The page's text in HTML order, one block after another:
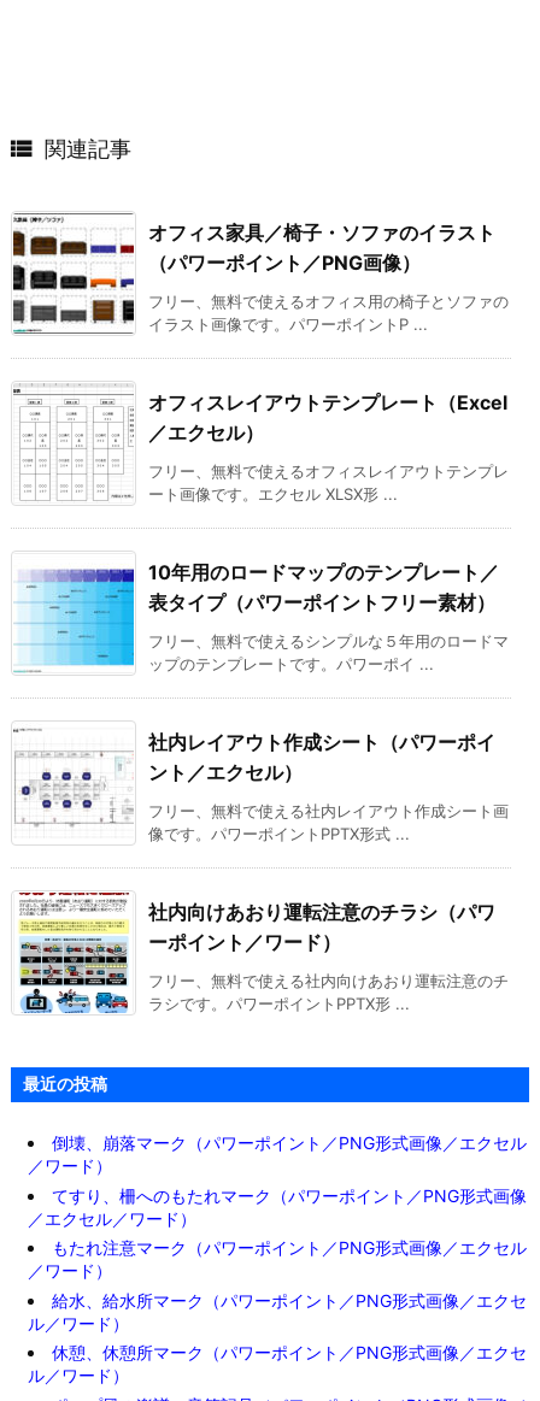
 関連記事
オフィス家具／椅子・ソファのイラスト
（パワーポイント／PNG画像）
フリー、無料で使えるオフィス用の椅子とソファの
イラスト画像です。パワーポイントP ...
オフィスレイアウトテンプレート（Excel
／エクセル）
フリー、無料で使えるオフィスレイアウトテンプレ
ート画像です。エクセル XLSX形 ...
10年用のロードマップのテンプレート／
表タイプ（パワーポイントフリー素材）
フリー、無料で使えるシンプルな５年用のロードマ
ップのテンプレートです。パワーポイ ...
社内レイアウト作成シート（パワーポイ
ント／エクセル）
フリー、無料で使える社内レイアウト作成シート画
像です。パワーポイントPPTX形式 ...
社内向けあおり運転注意のチラシ（パワ
ーポイント／ワード）
フリー、無料で使える社内向けあおり運転注意のチ
ラシです。パワーポイントPPTX形 ...
最近の投稿
倒壊、崩落マーク（パワーポイント／PNG形式画像／エクセル
／ワード）
てすり、柵へのもたれマーク（パワーポイント／PNG形式画像
／エクセル／ワード）
もたれ注意マーク（パワーポイント／PNG形式画像／エクセル
／ワード）
給水、給水所マーク（パワーポイント／PNG形式画像／エクセ
ル／ワード）
休憩、休憩所マーク（パワーポイント／PNG形式画像／エクセ
ル／ワード）